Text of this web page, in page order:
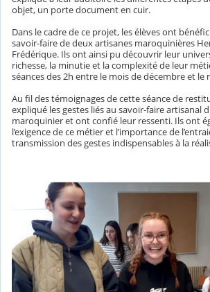
objet, un porte document en cuir.
Dans le cadre de ce projet, les élèves ont
savoir-faire de deux artisanes maroquinières
Frédérique. Ils ont ainsi pu découvrir leur
richesse, la minutie et la complexité de leur
séances des 2h entre le mois de décembre et le
Au fil des témoignages de cette séance de
expliqué les gestes liés au savoir-faire artisanal
maroquinier et ont confié leur ressenti. Ils ont
l’exigence de ce métier et l’importance de
transmission des gestes indispensables à la